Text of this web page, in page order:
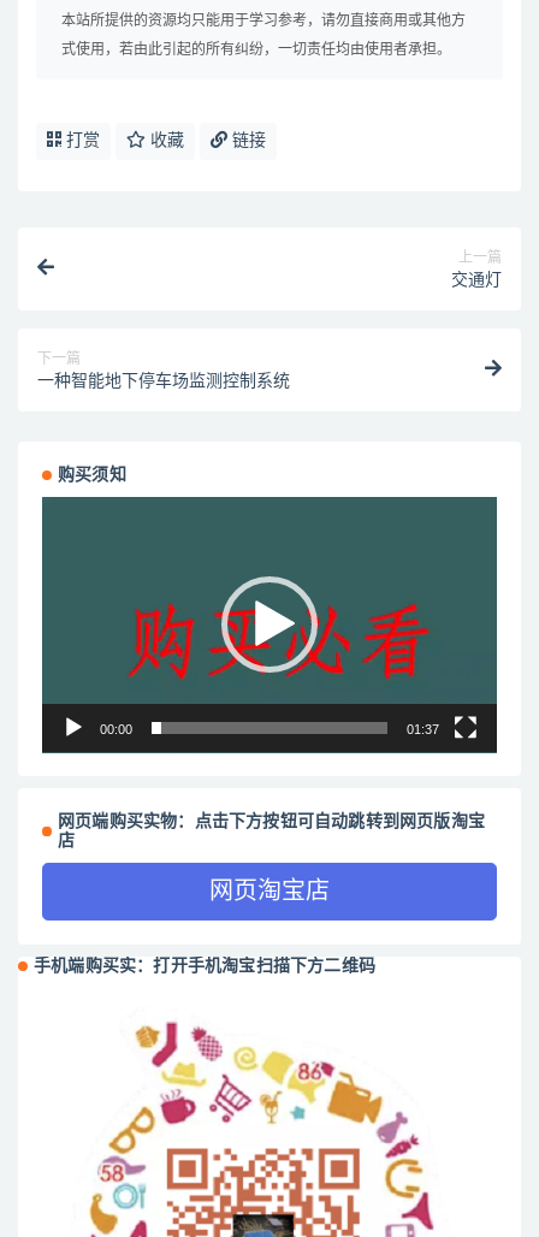
本站所提供的资源均只能用于学习参考，请勿直接商用或其他方
式使用，若由此引起的所有纠纷，一切责任均由使用者承担。
打赏 收藏 链接
上一篇
交通灯
下一篇
一种智能地下停车场监测控制系统
购买须知
00:00 01:37
网页端购买实物：点击下方按钮可自动跳转到网页版淘宝
店
网页淘宝店
手机端购买实：打开手机淘宝扫描下方二维码